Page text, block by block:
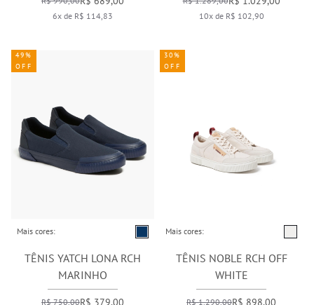
6x de R$ 114,83 10x de R$ 102,90
Mais cores:
TÊNIS YATCH LONA RCH
MARINHO
R$ 750,00R$ 379,00
49%
OFF
Mais cores:
TÊNIS NOBLE RCH OFF
WHITE
R$ 1.290,00R$ 898,00
30%
OFF